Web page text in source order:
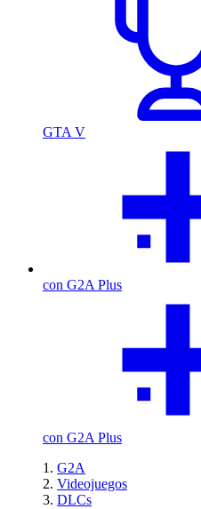
GTA V
con G2A Plus
con G2A Plus
G2A
Videojuegos
DLCs